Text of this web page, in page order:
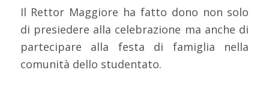
Il Rettor Maggiore ha fatto dono non solo
di presiedere alla celebrazione ma anche di
partecipare alla festa di famiglia nella
comunità dello studentato.